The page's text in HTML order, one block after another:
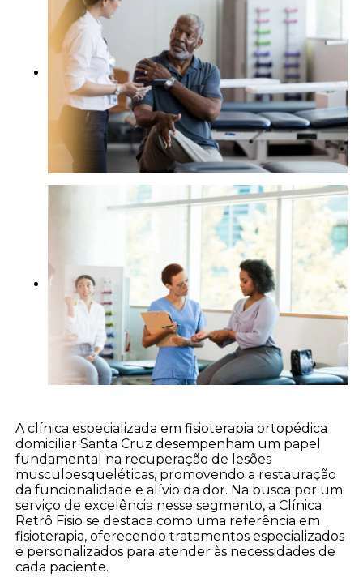
A clínica especializada em fisioterapia ortopédica
domiciliar Santa Cruz desempenham um papel
fundamental na recuperação de lesões
musculoesqueléticas, promovendo a restauração
da funcionalidade e alívio da dor. Na busca por um
serviço de excelência nesse segmento, a Clínica
Retrô Fisio se destaca como uma referência em
fisioterapia, oferecendo tratamentos especializados
e personalizados para atender às necessidades de
cada paciente.